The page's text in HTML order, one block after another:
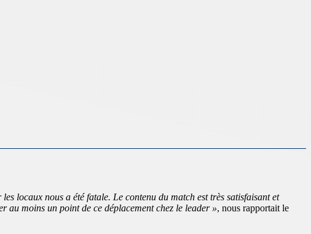
locaux nous a été fatale. Le contenu du match est très satisfaisant et
au moins un point de ce déplacement chez le leader », nous rapportait le